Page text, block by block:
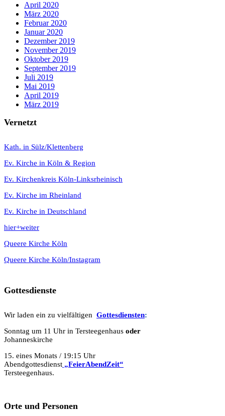
April 2020
März 2020
Februar 2020
Januar 2020
Dezember 2019
November 2019
Oktober 2019
September 2019
Juli 2019
Mai 2019
April 2019
März 2019
Vernetzt
Kath. in Sülz/Klettenberg
Ev. Kirche in Köln & Region
Ev. Kirchenkreis Köln-Linksrheinisch
Ev. Kirche im Rheinland
Ev. Kirche in Deutschland
hier+weiter
Queere Kirche Köln
Queere Kirche Köln/Instagram
Gottesdienste
Wir laden ein zu vielfältigen Gottesdiensten:
Sonntag um 11 Uhr in Tersteegenhaus oder
Johanneskirche
15. eines Monats / 19:15 Uhr
Abendgottesdienst „FeierAbendZeit“
Tersteegenhaus.
Orte und Personen